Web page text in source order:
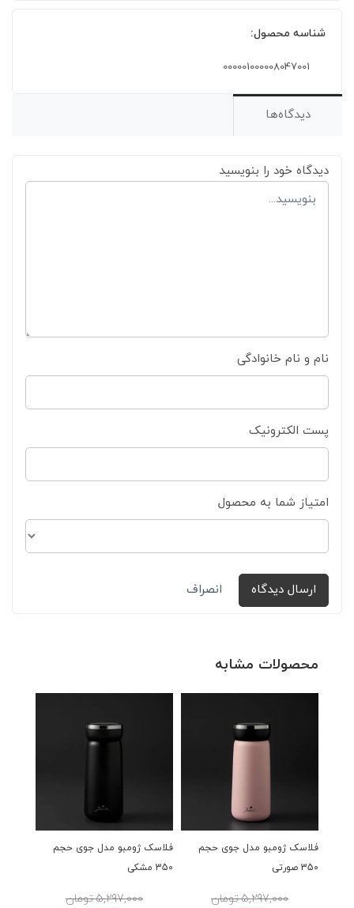
شناسه محصول:
000001000008047001
دیدگاه‌ها
دیدگاه خود را بنویسید
نام و نام خانوادگی
پست الکترونیک
امتیاز شما به محصول
ارسال دیدگاه انصراف
محصولات مشابه
فلاسک ژومبو مدل جوی حجم
350 صورتی
5,297,000 تومان
فلاسک ژومبو مدل جوی حجم
350 مشکی
5,297,000 تومان